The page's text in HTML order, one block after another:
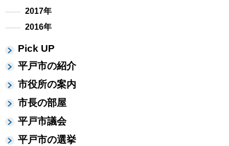
2017年
2016年
Pick UP
平戸市の紹介
市役所の案内
市長の部屋
平戸市議会
平戸市の選挙